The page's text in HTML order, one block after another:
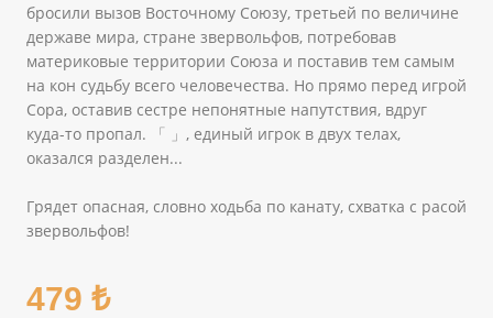
бросили вызов Восточному Союзу, третьей по величине
державе мира, стране звервольфов, потребовав
материковые территории Союза и поставив тем самым
на кон судьбу всего человечества. Но прямо перед игрой
Сора, оставив сестре непонятные напутствия, вдруг
куда-то пропал. 「 」, единый игрок в двух телах,
оказался разделен...
Грядет опасная, словно ходьба по канату, схватка с расой
звервольфов!
479 ₺